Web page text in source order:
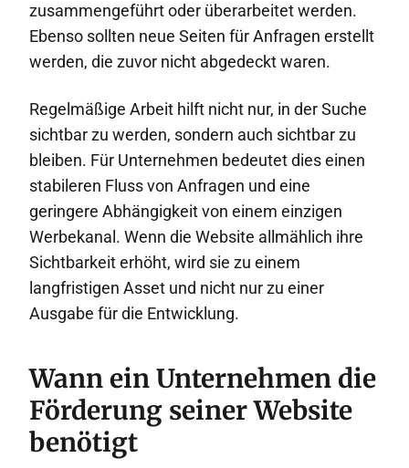
zusammengeführt oder überarbeitet werden.
Ebenso sollten neue Seiten für Anfragen erstellt
werden, die zuvor nicht abgedeckt waren.
Regelmäßige Arbeit hilft nicht nur, in der Suche
sichtbar zu werden, sondern auch sichtbar zu
bleiben. Für Unternehmen bedeutet dies einen
stabileren Fluss von Anfragen und eine
geringere Abhängigkeit von einem einzigen
Werbekanal. Wenn die Website allmählich ihre
Sichtbarkeit erhöht, wird sie zu einem
langfristigen Asset und nicht nur zu einer
Ausgabe für die Entwicklung.
Wann ein Unternehmen die
Förderung seiner Website
benötigt